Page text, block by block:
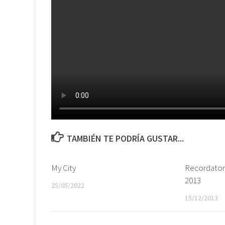
TAMBIÉN TE PODRÍA GUSTAR...
My City
25/05/2022
2013
15/12/2013